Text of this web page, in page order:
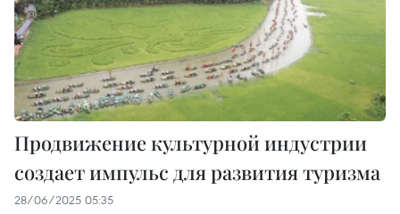
Продвижение культурной индустрии
создает импульс для развития туризма
28/06/2025 05:35